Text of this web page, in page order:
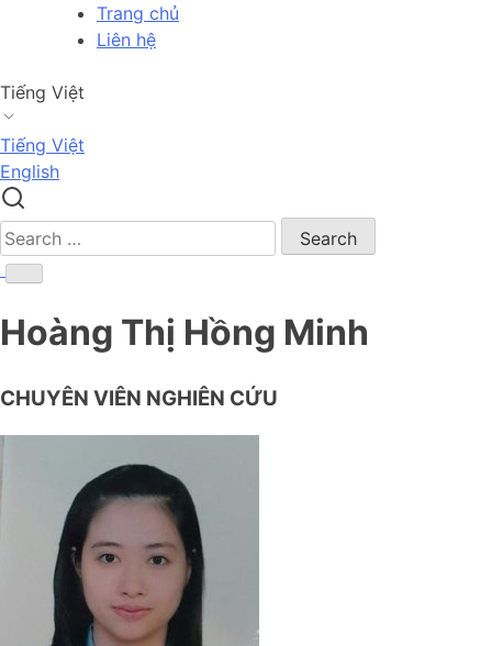
Trang chủ
Liên hệ
Tiếng Việt
Tiếng Việt
English
Search
for:
Hoàng Thị Hồng Minh
CHUYÊN VIÊN NGHIÊN CỨU